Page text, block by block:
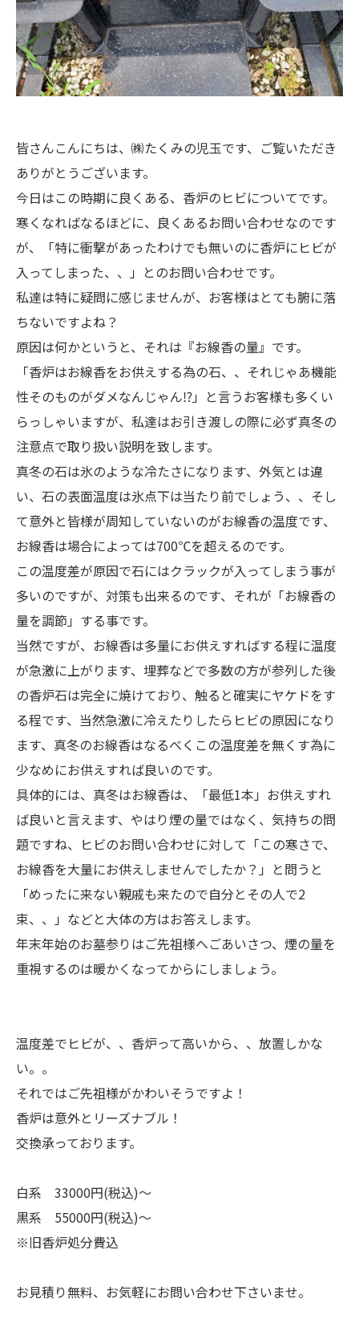
皆さんこんにちは、㈱たくみの児玉です、ご覧いただき
ありがとうございます。
今日はこの時期に良くある、香炉のヒビについてです。
寒くなればなるほどに、良くあるお問い合わせなのです
が、「特に衝撃があったわけでも無いのに香炉にヒビが
入ってしまった、、」とのお問い合わせです。
私達は特に疑問に感じませんが、お客様はとても腑に落
ちないですよね？
原因は何かというと、それは『お線香の量』です。
「香炉はお線香をお供えする為の石、、それじゃあ機能
性そのものがダメなんじゃん⁉」と言うお客様も多くい
らっしゃいますが、私達はお引き渡しの際に必ず真冬の
注意点で取り扱い説明を致します。
真冬の石は氷のような冷たさになります、外気とは違
い、石の表面温度は氷点下は当たり前でしょう、、そし
て意外と皆様が周知していないのがお線香の温度です、
お線香は場合によっては700℃を超えるのです。
この温度差が原因で石にはクラックが入ってしまう事が
多いのですが、対策も出来るのです、それが「お線香の
量を調節」する事です。
当然ですが、お線香は多量にお供えすればする程に温度
が急激に上がります、埋葬などで多数の方が参列した後
の香炉石は完全に焼けており、触ると確実にヤケドをす
る程です、当然急激に冷えたりしたらヒビの原因になり
ます、真冬のお線香はなるべくこの温度差を無くす為に
少なめにお供えすれば良いのです。
具体的には、真冬はお線香は、「最低1本」お供えすれ
ば良いと言えます、やはり煙の量ではなく、気持ちの問
題ですね、ヒビのお問い合わせに対して「この寒さで、
お線香を大量にお供えしませんでしたか？」と問うと
「めったに来ない親戚も来たので自分とその人で2
束、、」などと大体の方はお答えします。
年末年始のお墓参りはご先祖様へごあいさつ、煙の量を
重視するのは暖かくなってからにしましょう。
温度差でヒビが、、香炉って高いから、、放置しかな
い。。
それではご先祖様がかわいそうですよ！
香炉は意外とリーズナブル！
交換承っております。
白系 33000円(税込)～
黒系 55000円(税込)～
※旧香炉処分費込
お見積り無料、お気軽にお問い合わせ下さいませ。